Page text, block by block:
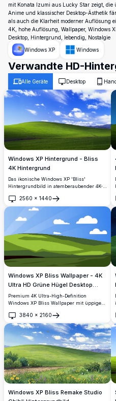
mit Konata Izumi aus Lucky Star zeigt,
Anime und klassischer Desktop-Ästhetik
als auch die Klarheit moderner Auflösung
4K, hohe Auflösung, Wallpaper, Windows
Desktop, Hintergrund, lebendig, Nostalgie
Windows XP
Windows
Verwandte HD-
Alle Geräte Desktop
Windows XP Hintergrund - Bliss
4K Hintergrund
Das ikonische Windows XP 'Bliss'
Hintergrundbild in atemberaubender 4K-
zeigt einen ruhigen grünen Hügel unter
einem strahlend blauen Himmel mit
verstreuten weißen Wolken und erinnert
an den klassischen Windows XP Desktop-
hochauflösende Displays.
2560 × 1440
Öffnen
Windows XP Bliss Wallpaper - 4K
Ultra HD Grüne Hügel Desktop
Hintergrund
Premium 4K Ultra-High-Definition
Windows XP Bliss Wallpaper mit üppigen
blauen Himmel mit flauschigen Wolken.
Perfekter hochauflösender Desktop-
Hintergrund für Breitbildmonitore und
moderne Displays.
3840 × 2160
Öffnen
Windows XP Bliss Remake Studio